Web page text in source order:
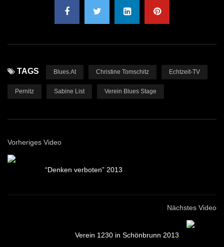
TAGS Blues.at Christine Tomschitz Echtzeit-TV
Pernitz Sabine List Verein Blues Stage
Vorheriges Video
“Denken verboten” 2013
Nächstes Video
Verein 1230 in Schönbrunn 2013